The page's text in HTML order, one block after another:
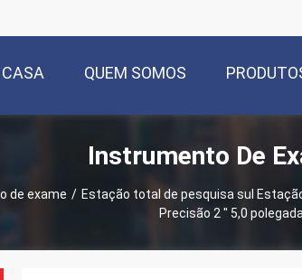
CASA QUEM SOMOS
Instrumento De
de exame / Estação total de pesquisa sul
Precisão 2 ′′ 5,0